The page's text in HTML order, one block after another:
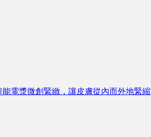
電漿微創緊緻，讓皮膚從內而外地緊縮